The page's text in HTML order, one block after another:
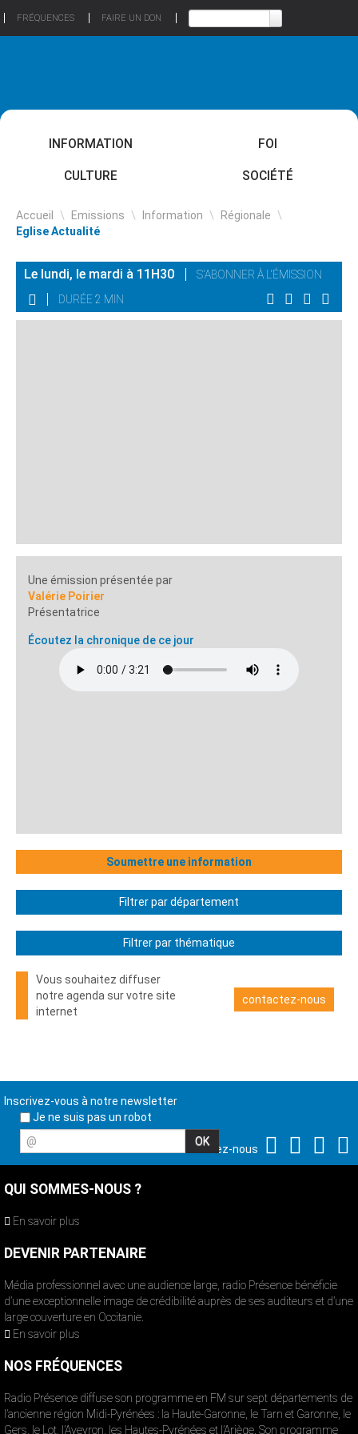
FRÉQUENCES FAIRE UN DON
INFORMATION FOI
CULTURE SOCIÉTÉ
Accueil \ Emissions \ Information \ Régionale \
Eglise Actualité
Le lundi, le mardi à 11H30
S'ABONNER À L'ÉMISSION
DURÉE 2 MIN
Une émission présentée par
Valérie Poirier
Présentatrice
Écoutez la chronique de ce jour
Soumettre une information
Filtrer par département
Filtrer par thématique
Vous souhaitez diffuser
notre agenda sur votre site
internet
contactez-nous
Inscrivez-vous à notre newsletter
Je ne suis pas un robot
@
Suivez-nous
QUI SOMMES-NOUS ?
En savoir plus
DEVENIR PARTENAIRE
Média professionnel avec une audience large, radio Présence bénéficie
d’une exceptionnelle image de crédibilité auprès de ses auditeurs et d’une
large couverture en Occitanie.
En savoir plus
NOS FRÉQUENCES
Radio Présence diffuse son programme en FM sur sept départements de
l’ancienne région Midi-Pyrénées : la Haute-Garonne, le Tarn et Garonne, le
Gers, le Lot, l’Aveyron, les Hautes-Pyrénées et l’Ariège. Son programme